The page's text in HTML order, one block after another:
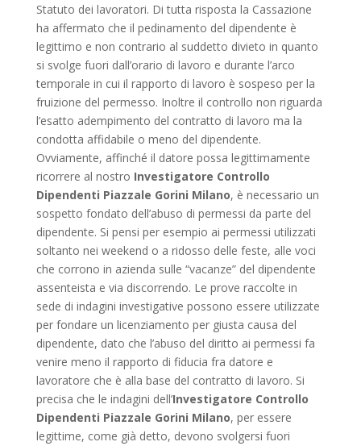
Statuto dei lavoratori. Di tutta risposta la Cassazione
ha affermato che il pedinamento del dipendente è
legittimo e non contrario al suddetto divieto in quanto
si svolge fuori dall’orario di lavoro e durante l’arco
temporale in cui il rapporto di lavoro è sospeso per la
fruizione del permesso. Inoltre il controllo non riguarda
l’esatto adempimento del contratto di lavoro ma la
condotta affidabile o meno del dipendente.
Ovviamente, affinché il datore possa legittimamente
ricorrere al nostro Investigatore Controllo
Dipendenti Piazzale Gorini Milano, è necessario un
sospetto fondato dell’abuso di permessi da parte del
dipendente. Si pensi per esempio ai permessi utilizzati
soltanto nei weekend o a ridosso delle feste, alle voci
che corrono in azienda sulle “vacanze” del dipendente
assenteista e via discorrendo. Le prove raccolte in
sede di indagini investigative possono essere utilizzate
per fondare un licenziamento per giusta causa del
dipendente, dato che l’abuso del diritto ai permessi fa
venire meno il rapporto di fiducia fra datore e
lavoratore che è alla base del contratto di lavoro. Si
precisa che le indagini dell’Investigatore Controllo
Dipendenti Piazzale Gorini Milano, per essere
legittime, come già detto, devono svolgersi fuori